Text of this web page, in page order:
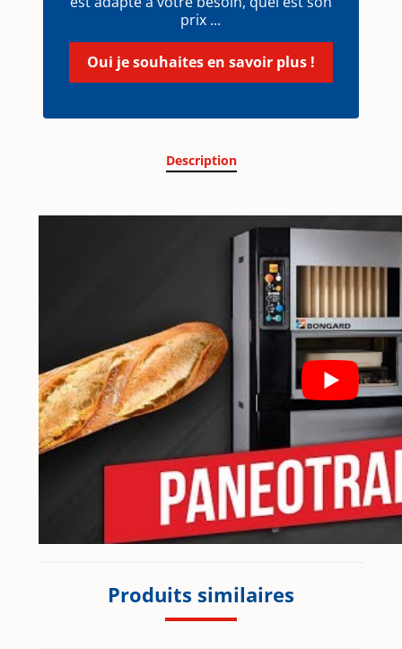
prix ...
Oui je souhaites en savoir plus !
Description
Produits similaires